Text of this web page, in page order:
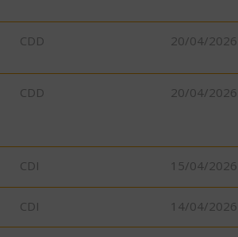
CDD 20/04/2026
CDD 20/04/2026
CDI 15/04/2026
CDI 14/04/2026